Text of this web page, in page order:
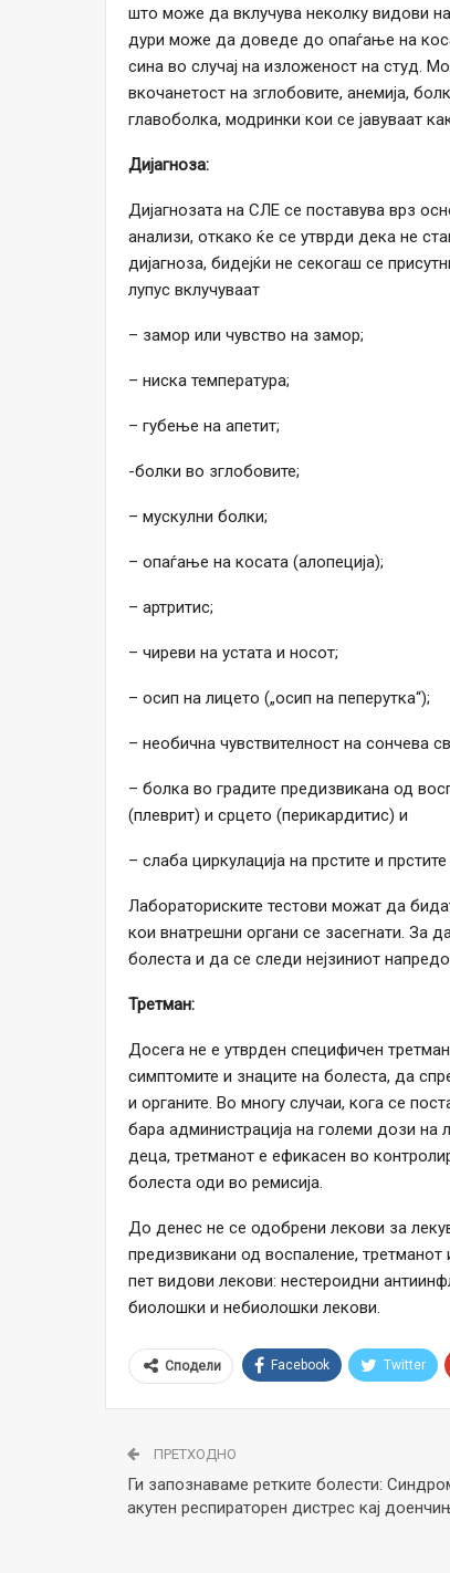
што може да вклучува неколку видови
дури може да доведе до опаѓање на
сина во случај на изложеност на студ.
вкочанетост на зглобовите, анемија,
главоболка, модринки кои се јавуваат
Дијагноза:
Дијагнозата на СЛЕ се поставува врз
анализи, откако ќе се утврди дека не
дијагноза, бидејќи не секогаш се
лупус вклучуваат
– замор или чувство на замор;
– ниска температура;
– губење на апетит;
-болки во зглобовите;
– мускулни болки;
– опаѓање на косата (алопеција);
– артритис;
– чиреви на устата и носот;
– осип на лицето („осип на пеперутка“);
– необична чувствителност на сончева
– болка во градите предизвикана од
(плеврит) и срцето (перикардитис) и
– слаба циркулација на прстите и
Лабораториските тестови можат да
кои внатрешни органи се засегнати. За
болеста и да се следи нејзиниот
Третман:
Досега не е утврден специфичен
симптомите и знаците на болеста, да
и органите. Во многу случаи, кога се
бара администрација на големи дози на
деца, третманот е ефикасен во
болеста оди во ремисија.
До денес не се одобрени лекови за
предизвикани од воспаление,
пет видови лекови: нестероидни
биолошки и небиолошки лекови.
Сподели Facebook Twitter
ПРЕТХОДНО
Ги запознаваме ретките болести:
акутен респираторен дистрес кај